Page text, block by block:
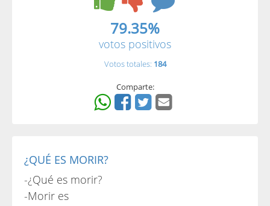
79.35%
votos positivos
Votos totales: 184
Comparte:
¿QUÉ ES MORIR?
-¿Qué es morir?
-Morir es